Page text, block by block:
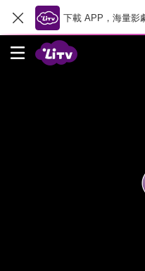
下載 APP，海量影